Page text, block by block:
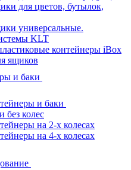
для цветов, бутылок,
универсальные.
KLT
контейнеры iBox
ящиков
и баки
и баки
без колес
на 2-х колесах
на 4-х колесах